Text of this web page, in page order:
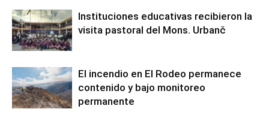
Instituciones educativas recibieron la
visita pastoral del Mons. Urbanč
El incendio en El Rodeo permanece
contenido y bajo monitoreo
permanente